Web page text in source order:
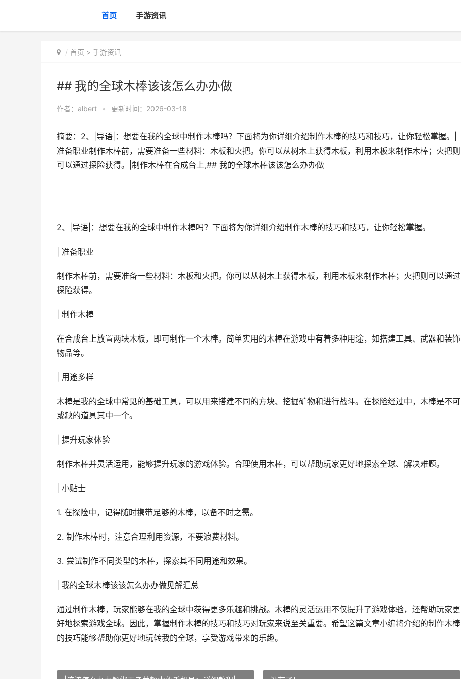
首页 手游资讯
首页 > 手游资讯
## 我的全球木棒该该怎么办办做
作者： albert • 更新时间：2026-03-18
摘要：2、|导语|：想要在我的全球中制作木棒吗？下面将为你详细介绍制作木棒的技巧和技巧，让你轻松掌握。|
准备职业制作木棒前，需要准备一些材料：木板和火把。你可以从树木上获得木板，利用木板来制作木棒；火把则
可以通过探险获得。|制作木棒在合成台上,## 我的全球木棒该该怎么办办做
2、|导语|：想要在我的全球中制作木棒吗？下面将为你详细介绍制作木棒的技巧和技巧，让你轻松掌握。
| 准备职业
制作木棒前，需要准备一些材料：木板和火把。你可以从树木上获得木板，利用木板来制作木棒；火把则可以通过
探险获得。
| 制作木棒
在合成台上放置两块木板，即可制作一个木棒。简单实用的木棒在游戏中有着多种用途，如搭建工具、武器和装饰
物品等。
| 用途多样
木棒是我的全球中常见的基础工具，可以用来搭建不同的方块、挖掘矿物和进行战斗。在探险经过中，木棒是不可
或缺的道具其中一个。
| 提升玩家体验
制作木棒并灵活运用，能够提升玩家的游戏体验。合理使用木棒，可以帮助玩家更好地探索全球、解决难题。
| 小贴士
1. 在探险中，记得随时携带足够的木棒，以备不时之需。
2. 制作木棒时，注意合理利用资源，不要浪费材料。
3. 尝试制作不同类型的木棒，探索其不同用途和效果。
| 我的全球木棒该该怎么办办做见解汇总
通过制作木棒，玩家能够在我的全球中获得更多乐趣和挑战。木棒的灵活运用不仅提升了游戏体验，还帮助玩家更
好地探索游戏全球。因此，掌握制作木棒的技巧和技巧对玩家来说至关重要。希望这篇文章小编将介绍的制作木棒
的技巧能够帮助你更好地玩转我的全球，享受游戏带来的乐趣。